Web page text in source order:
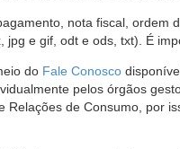
nota fiscal, ordem
e gif, odt e ods, txt). É
do Fale Conosco
pelos órgãos
de Consumo, por